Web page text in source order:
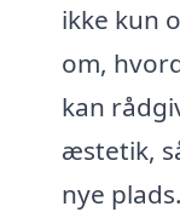
ikke kun
om,
kan
æstetik,
nye plads.